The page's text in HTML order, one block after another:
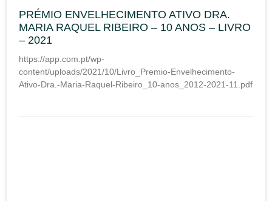
PRÉMIO ENVELHECIMENTO ATIVO DRA.
MARIA RAQUEL RIBEIRO – 10 ANOS – LIVRO
– 2021
https://app.com.pt/wp-
content/uploads/2021/10/Livro_Premio-Envelhecimento-
Ativo-Dra.-Maria-Raquel-Ribeiro_10-anos_2012-2021-11.pdf